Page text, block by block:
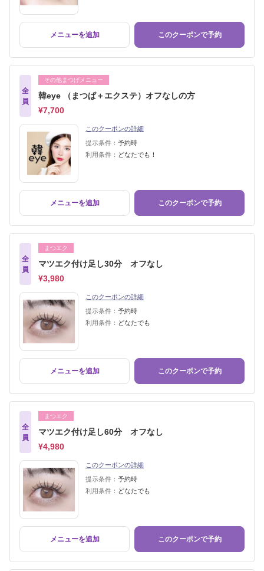
メニューを追加 このクーポンで予約
全
員
その他まつげメニュー
韓eye （まつぱ＋エクステ）オフなしの方
¥7,700
このクーポンの詳細
提示条件： 予約時
利用条件： どなたでも！
メニューを追加 このクーポンで予約
全
員
まつエク
マツエク付け足し30分 オフなし
¥3,980
このクーポンの詳細
提示条件： 予約時
利用条件： どなたでも
メニューを追加 このクーポンで予約
全
員
まつエク
マツエク付け足し60分 オフなし
¥4,980
このクーポンの詳細
提示条件： 予約時
利用条件： どなたでも
メニューを追加 このクーポンで予約